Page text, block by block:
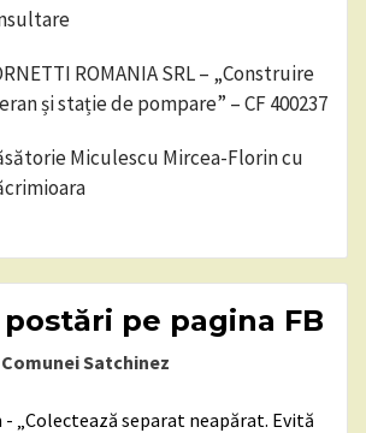
ROMANIA SRL – „Construire
și stație de pompare” – CF 400237
Miculescu Mircea-Florin cu
pe pagina FB
Satchinez
„Colectează separat neapărat. Evită